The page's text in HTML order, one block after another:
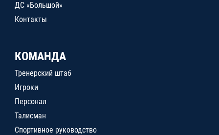
ДС «Большой»
Контакты
КОМАНДА
Тренерский штаб
Игроки
Персонал
Талисман
Спортивное руководство